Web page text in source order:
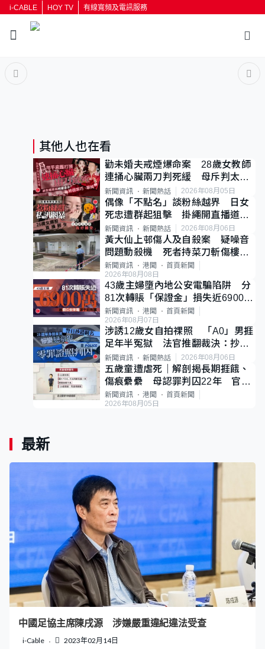
i-CABLE HOY TV 有線寬頻及電訊服務
其他人也在看
勸未婚夫戒煙爆命案 28歲女教師
連捅心臟兩刀判死緩 母斥判太重
已上訴
新聞資訊 新聞熱話 2026年08月05日
偶像「不點名」談粉絲越界 日女
死忠遭群起狙擊 掛繩開直播道歉
後輕生
新聞資訊 新聞熱話 2026年08月06日
黃大仙上邨傷人及自殺案 疑噪音
問題動殺機 死者持菜刀斬傷樓上
鄰居後墮斃
新聞資訊 港聞
首頁新聞
2026年08月08日
43歲主婦墮內地公安電騙陷阱 分
81次轉賬「保證金」損失近6900萬
元
新聞資訊 港聞
首頁新聞
2026年08月07日
涉誘12歲女自拍祼照 「A0」男捱
足年半冤獄 法官推翻裁決：抄錯
標點
新聞資訊 新聞熱話 2026年08月06日
五歲童遭虐死｜解剖揭長期捱餓、
傷痕纍纍 母認罪判囚22年 官斥
冷血：同類案最惡劣
新聞資訊 港聞
首頁新聞
2026年08月05日
最新
中國足協主席陳戌源 涉嫌嚴重違紀違法受查
i-Cable 2023年02月14日